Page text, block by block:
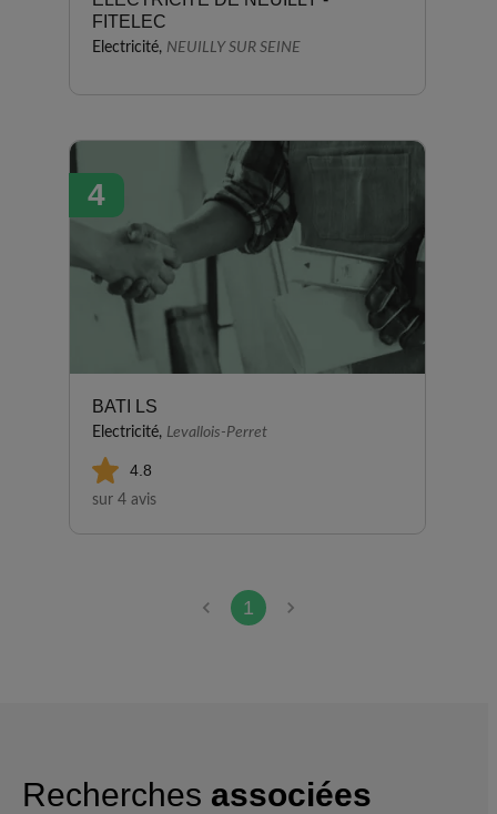
FITELEC
Electricité, NEUILLY SUR SEINE
4
BATI LS
Electricité, Levallois-Perret
4.8
sur 4 avis
1
Recherches associées